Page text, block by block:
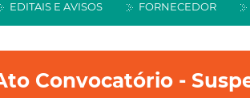
EDITAIS E AVISOS FORNECEDOR
Convocatório -